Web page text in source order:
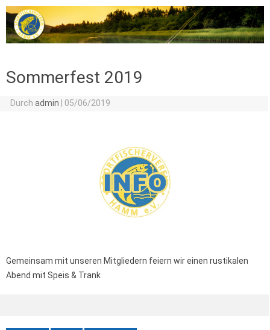
Sommerfest 2019
Durch admin 05/06/2019
Gemeinsam mit unseren Mitgliedern feiern wir einen rustikalen
Abend mit Speis & Trank